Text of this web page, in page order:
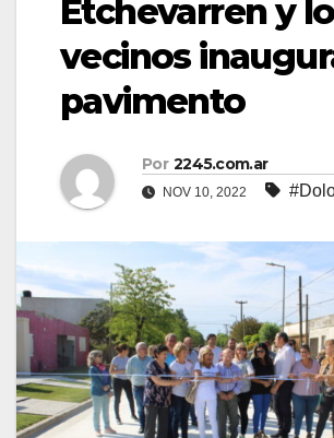
Etchevarren y
vecinos
pavimento
Por 2245.com.ar
NOV 10, 2022